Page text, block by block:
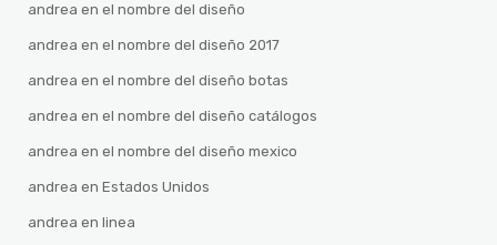
andrea en el nombre del diseño
andrea en el nombre del diseño 2017
andrea en el nombre del diseño botas
andrea en el nombre del diseño catálogos
andrea en el nombre del diseño mexico
andrea en Estados Unidos
andrea en linea